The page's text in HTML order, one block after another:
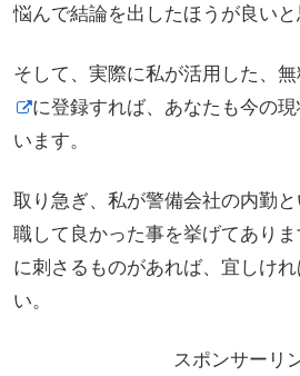
悩んで結論を出したほうが良いと
そして、実際に私が活用した、
に登録すれば、あなたも今の
います。
取り急ぎ、私が警備会社の内勤
職して良かった事を挙げてあり
に刺さるものがあれば、宜しけ
い。
スポンサーリ